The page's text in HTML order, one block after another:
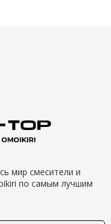
мир смесители и
по самым лучшим